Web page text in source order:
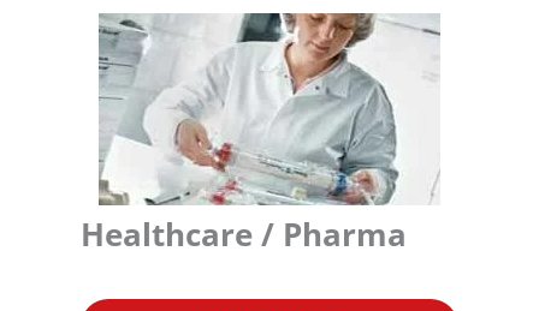
Healthcare / Pharma